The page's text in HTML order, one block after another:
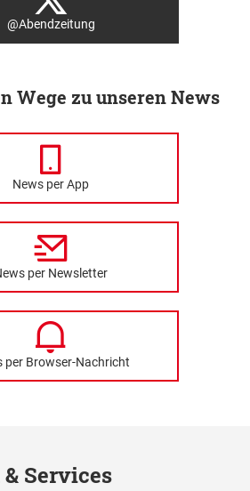
@Abendzeitung
Wege zu unseren News
News per App
per Newsletter
per Browser-Nachricht
Services